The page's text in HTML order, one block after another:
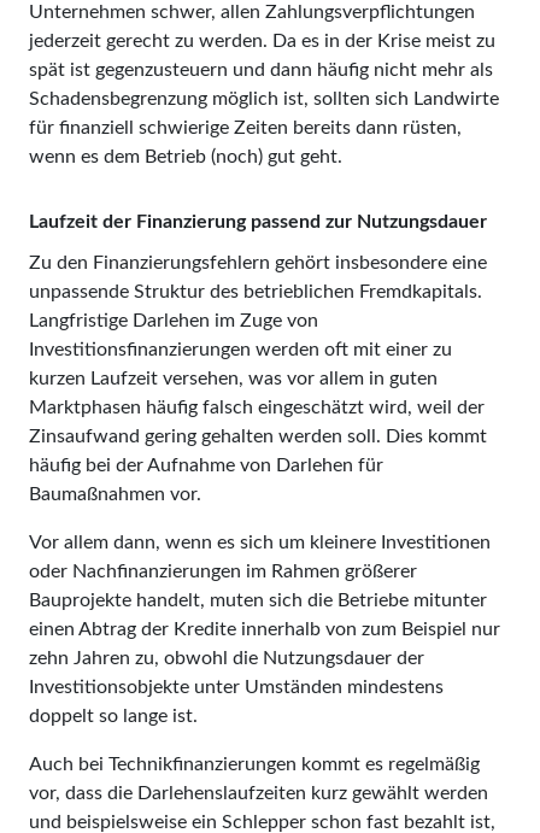
Unternehmen schwer, allen Zahlungsverpflichtungen
jederzeit gerecht zu werden. Da es in der Krise meist zu
spät ist gegenzusteuern und dann häufig nicht mehr als
Schadensbegrenzung möglich ist, sollten sich Landwirte
für finanziell schwierige Zeiten bereits dann rüsten,
wenn es dem Betrieb (noch) gut geht.
Laufzeit der Finanzierung passend zur Nutzungsdauer
Zu den Finanzierungsfehlern gehört insbesondere eine
unpassende Struktur des betrieblichen Fremdkapitals.
Langfristige Darlehen im Zuge von
Investitionsfinanzierungen werden oft mit einer zu
kurzen Laufzeit versehen, was vor allem in guten
Marktphasen häufig falsch eingeschätzt wird, weil der
Zins­aufwand gering gehalten werden soll. Dies kommt
häufig bei der Aufnahme von Darlehen für
Baumaßnahmen vor.
Vor allem dann, wenn es sich um kleinere Investitionen
oder Nachfinanzierungen im Rahmen größerer
Bauprojekte handelt, muten sich die Betriebe mitunter
einen Abtrag der Kredite innerhalb von zum Beispiel nur
zehn Jahren zu, obwohl die Nutzungsdauer der
Investitionsobjekte un­ter Umständen mindestens
doppelt so lange ist.
Auch bei Technikfinanzierungen kommt es regelmäßig
vor, dass die Darlehenslaufzeiten kurz gewählt werden
und beispielsweise ein Schlepper schon fast bezahlt ist,